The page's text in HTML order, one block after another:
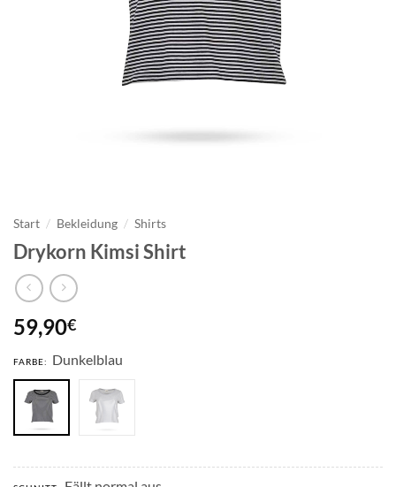
Start / Bekleidung / Shirts
Drykorn Kimsi Shirt
59,90€
FARBE: Dunkelblau